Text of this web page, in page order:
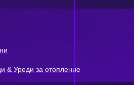
& Уреди за отопление